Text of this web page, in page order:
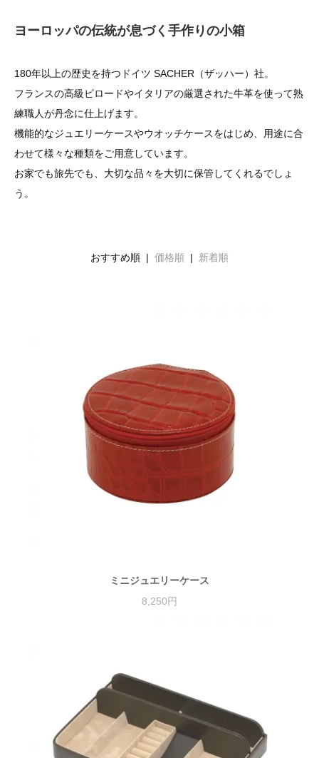
ヨーロッパの伝統が息づく手作りの小箱
180年以上の歴史を持つドイツ SACHER（ザッハー）社。
フランスの高級ビロードやイタリアの厳選された牛革を使って熟
練職人が丹念に仕上げます。
機能的なジュエリーケースやウオッチケースをはじめ、用途に合
わせて様々な種類をご用意しています。
お家でも旅先でも、大切な品々を大切に保管してくれるでしょ
う。
おすすめ順 | 価格順 | 新着順
ミニジュエリーケース
8,250円